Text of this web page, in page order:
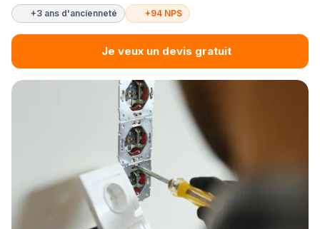
+3 ans d'ancienneté +94 NPS
Je veux un devis gratuit